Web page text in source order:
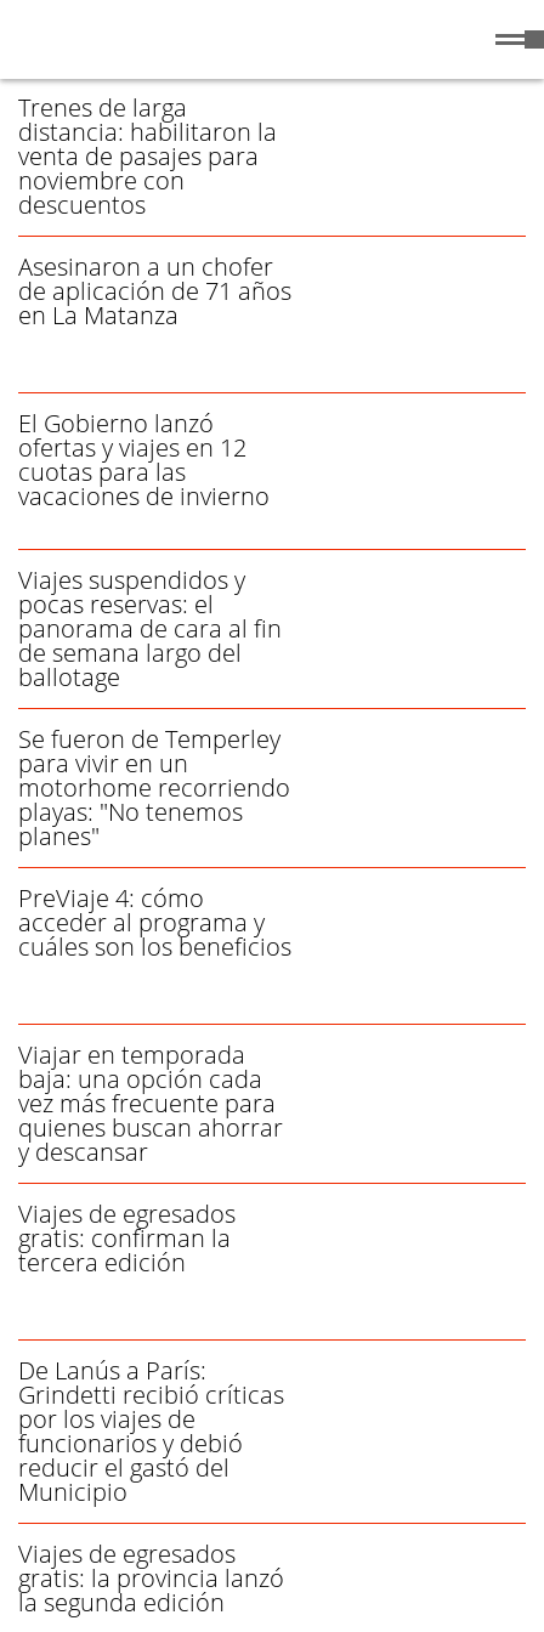
Trenes de larga
distancia: habilitaron la
venta de pasajes para
noviembre con
descuentos
Asesinaron a un chofer
de aplicación de 71 años
en La Matanza
El Gobierno lanzó
ofertas y viajes en 12
cuotas para las
vacaciones de invierno
Viajes suspendidos y
pocas reservas: el
panorama de cara al fin
de semana largo del
ballotage
Se fueron de Temperley
para vivir en un
motorhome recorriendo
playas: "No tenemos
planes"
PreViaje 4: cómo
acceder al programa y
cuáles son los beneficios
Viajar en temporada
baja: una opción cada
vez más frecuente para
quienes buscan ahorrar
y descansar
Viajes de egresados
gratis: confirman la
tercera edición
De Lanús a París:
Grindetti recibió críticas
por los viajes de
funcionarios y debió
reducir el gastó del
Municipio
Viajes de egresados
gratis: la provincia lanzó
la segunda edición